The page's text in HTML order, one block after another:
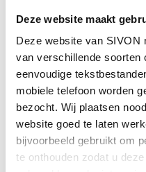
Deze website maakt
Deze website van SIVON
van verschillende soorten
eenvoudige
mobiele telefoon worden
bezocht. Wij plaatsen
website goed te laten
bijvoorbeeld gebruikt om
te onthouden zodat u deze